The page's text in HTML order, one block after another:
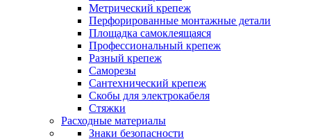
Метрический крепеж
Перфорированные монтажные детали
Площадка самоклеящаяся
Профессиональный крепеж
Разный крепеж
Саморезы
Сантехнический крепеж
Скобы для электрокабеля
Стяжки
Расходные материалы
Знаки безопасности